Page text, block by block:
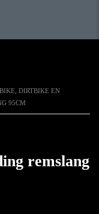
DIRTBIKE EN
95CM
remslang